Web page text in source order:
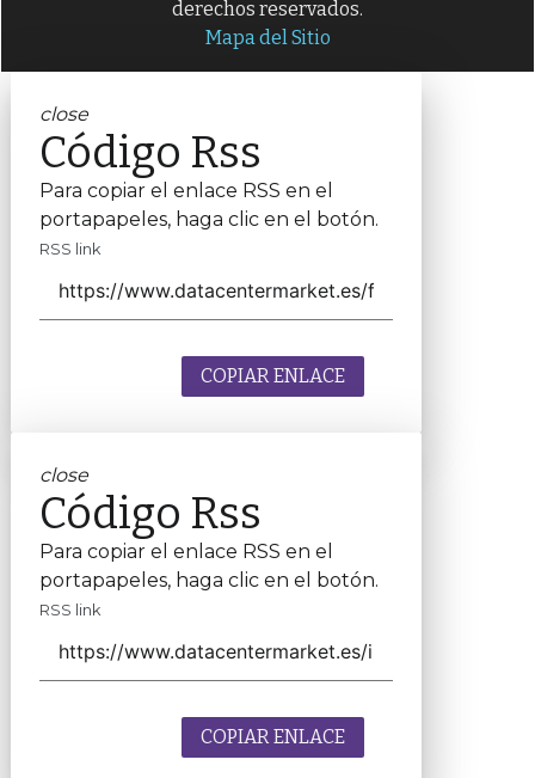
derechos reservados.
Mapa del Sitio
close
Código Rss
Para copiar el enlace RSS en el
portapapeles, haga clic en el botón.
RSS link
COPIAR ENLACE
close
Código Rss
Para copiar el enlace RSS en el
portapapeles, haga clic en el botón.
RSS link
COPIAR ENLACE